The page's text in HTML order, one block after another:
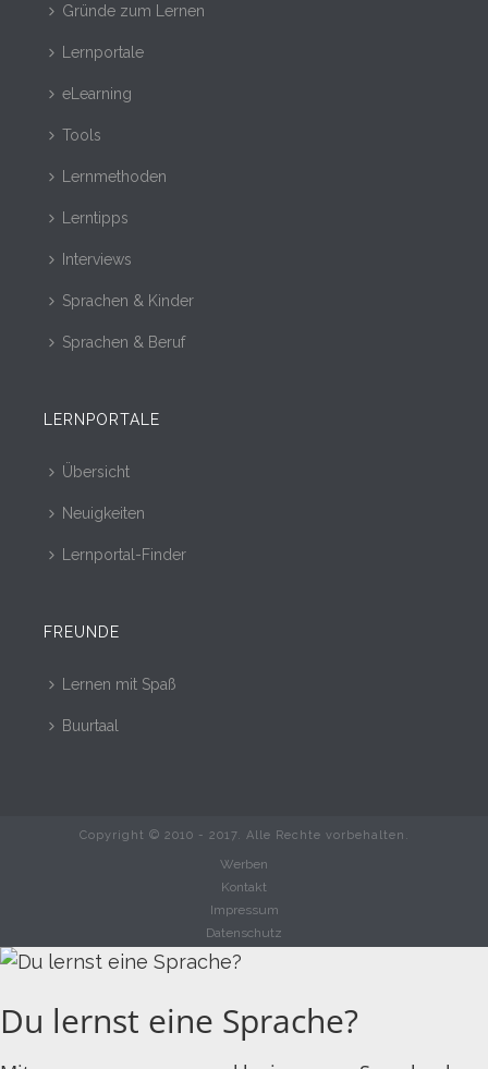
Gründe zum Lernen
Lernportale
eLearning
Tools
Lernmethoden
Lerntipps
Interviews
Sprachen & Kinder
Sprachen & Beruf
LERNPORTALE
Übersicht
Neuigkeiten
Lernportal-Finder
FREUNDE
Lernen mit Spaß
Buurtaal
Copyright © 2010 - 2017. Alle Rechte vorbehalten.
Werben
Kontakt
Impressum
Datenschutz
Du lernst eine Sprache?